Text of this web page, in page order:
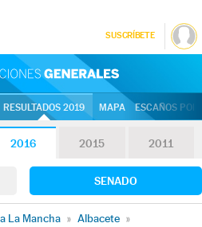
SUSCRÍBETE
RESULTADOS 2019 MAPA ESCAÑOS
2016 2015 2011
SENADO
La Mancha » Albacete »